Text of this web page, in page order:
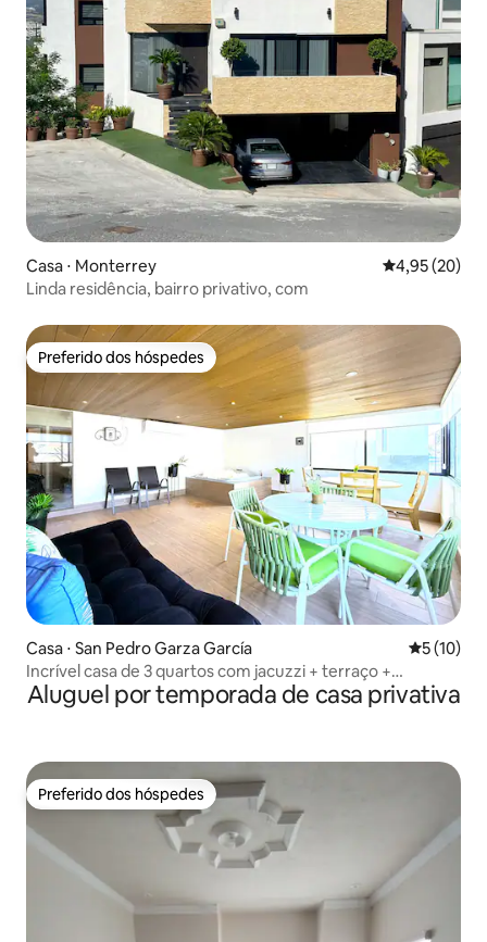
Casa ⋅ Monterrey 4,95 de uma
4,95 (20)
Linda residência, bairro privativo, com
Preferido dos hóspedes
Preferido dos hóspedes
Casa ⋅ San Pedro Garza García 5 de uma
5 (10)
Incrível casa de 3 quartos com jacuzzi + terraço +
estacionamento
Aluguel por temporada de casa privativa
Preferido dos hóspedes
Preferido dos hóspedes